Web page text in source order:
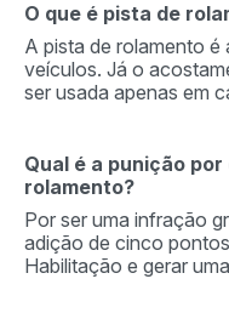
O que é pista de
A pista de rolamento
veículos. Já o
ser usada apenas em
Qual é a punição
rolamento?
Por ser uma infração
adição de cinco
Habilitação e gerar